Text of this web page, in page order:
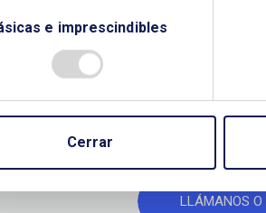
e imprescindibles
Cerrar
¿QUIERES
CONTÁCTANOS
LLÁMANOS O